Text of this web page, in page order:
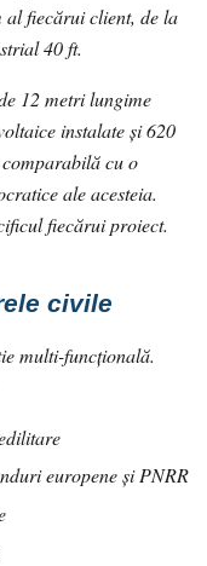
al fiecărui client, de la
40 ft.
12 metri lungime
instalate și 620
cu o
ale acesteia.
fiecărui proiect.
civile
multi-funcțională.
europene și PNRR